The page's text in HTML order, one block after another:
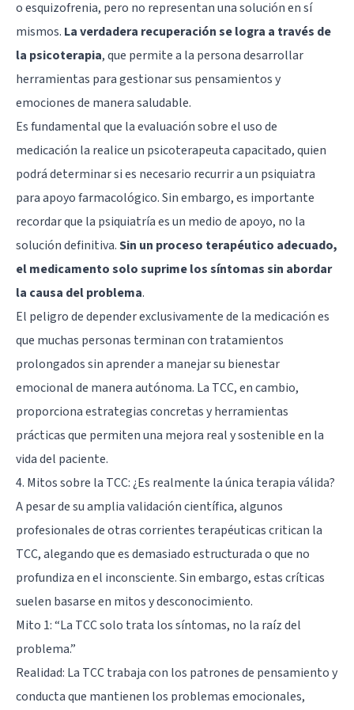
o esquizofrenia, pero no representan una solución en sí
mismos. La verdadera recuperación se logra a través de
la psicoterapia, que permite a la persona desarrollar
herramientas para gestionar sus pensamientos y
emociones de manera saludable.
Es fundamental que la evaluación sobre el uso de
medicación la realice un psicoterapeuta capacitado, quien
podrá determinar si es necesario recurrir a un psiquiatra
para apoyo farmacológico. Sin embargo, es importante
recordar que la psiquiatría es un medio de apoyo, no la
solución definitiva.Sin un proceso terapéutico adecuado,
el medicamento solo suprime los síntomas sin abordar
la causa del problema.
El peligro de depender exclusivamente de la medicación es
que muchas personas terminan con tratamientos
prolongados sin aprender a manejar su bienestar
emocional de manera autónoma. La TCC, en cambio,
proporciona estrategias concretas y herramientas
prácticas que permiten una mejora real y sostenible en la
vida del paciente.
4. Mitos sobre la TCC: ¿Es realmente la única terapia válida?
A pesar de su amplia validación científica, algunos
profesionales de otras corrientes terapéuticas critican la
TCC, alegando que es demasiado estructurada o que no
profundiza en el inconsciente. Sin embargo, estas críticas
suelen basarse en mitos y desconocimiento.
Mito 1: “La TCC solo trata los síntomas, no la raíz del
problema.”
Realidad: La TCC trabaja con los patrones de pensamiento y
conducta que mantienen los problemas emocionales,